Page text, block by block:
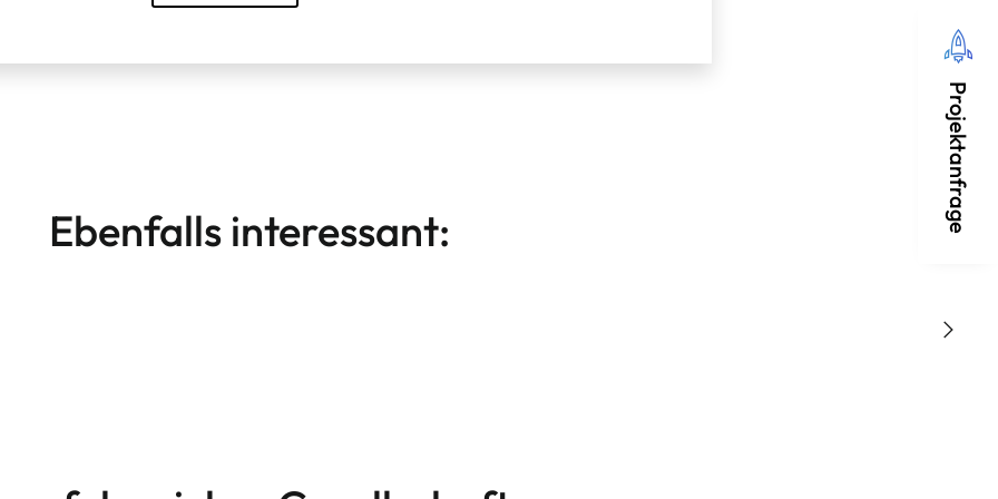
Ebenfalls interessant: Projektanfrage